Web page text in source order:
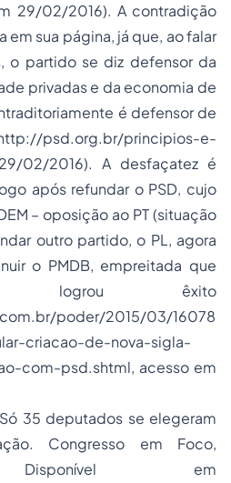
29/02/2016). A contradição
sua página, já que, ao falar
o partido se diz defensor da
privadas e da economia de
é defensor de
psd.org.br/principios-e-
02/2016). A desfaçatez é
após refundar o PSD, cujo
– oposição ao PT (situação
outro partido, o PL, agora
o PMDB, empreitada que
logrou êxito
poder/2015/03/16078
criacao-de-nova-sigla-
com-psd.shtml, acesso em
Só 35 deputados se elegeram
. Congresso em Foco,
Disponível em